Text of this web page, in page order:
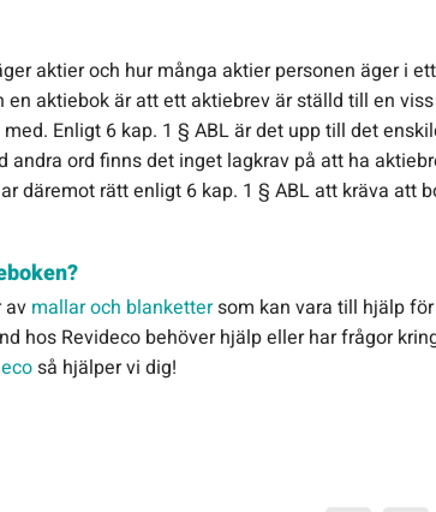
aktier och hur många aktier personen äger i ett
aktiebok är att ett aktiebrev är ställd till en
Enligt 6 kap. 1 § ABL är det upp till det
ord finns det inget lagkrav på att ha
däremot rätt enligt 6 kap. 1 § ABL att kräva att
av mallar och blankettersom kan vara till hjälp för
hos Revideco behöver hjälp eller har frågor
så hjälper vi dig!